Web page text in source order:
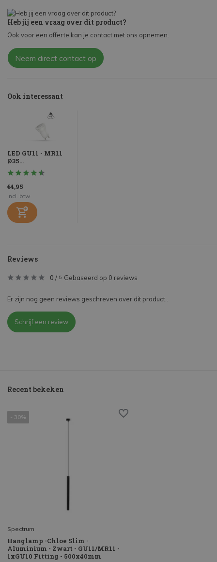
Heb jij een vraag over dit product?
Ook voor een offerte kan je contact met ons opnemen.
Neem direct contact op
Ook interessant
LED GU11 - MR11
Ø35...
€4,95
Incl. btw
Reviews
0 / 5 Gebaseerd op 0 reviews
Er zijn nog geen reviews geschreven over dit product..
Schrijf een review
Recent bekeken
- 30%
Spectrum
Hanglamp -Chloe Slim -
Aluminium - Zwart - GU11/MR11 -
1xGU10 Fitting - 500x40mm